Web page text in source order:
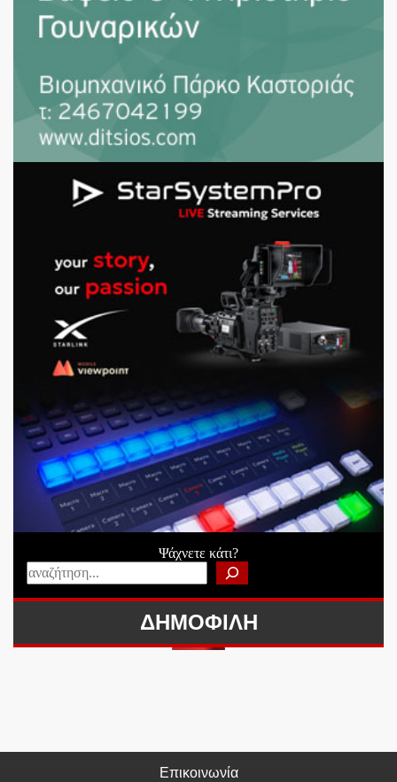
Ψάχνετε κάτι?
ΔΗΜΟΦΙΛΗ
Επικοινωνία